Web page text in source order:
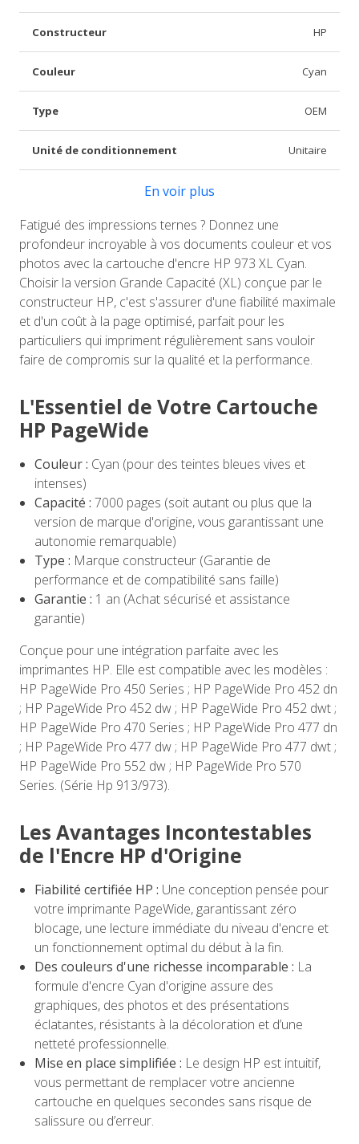
Constructeur HP
Couleur Cyan
Type OEM
Unité de conditionnement Unitaire
En voir plus
Fatigué des impressions ternes ? Donnez une
profondeur incroyable à vos documents couleur et vos
photos avec la cartouche d'encre HP 973 XL Cyan.
Choisir la version Grande Capacité (XL) conçue par le
constructeur HP, c'est s'assurer d'une fiabilité maximale
et d'un coût à la page optimisé, parfait pour les
particuliers qui impriment régulièrement sans vouloir
faire de compromis sur la qualité et la performance.
L'Essentiel de Votre Cartouche
HP PageWide
Couleur : Cyan (pour des teintes bleues vives et
intenses)
Capacité : 7000 pages (soit autant ou plus que la
version de marque d'origine, vous garantissant une
autonomie remarquable)
Type : Marque constructeur (Garantie de
performance et de compatibilité sans faille)
Garantie : 1 an (Achat sécurisé et assistance
garantie)
Conçue pour une intégration parfaite avec les
imprimantes HP. Elle est compatible avec les modèles :
HP PageWide Pro 450 Series ; HP PageWide Pro 452 dn
; HP PageWide Pro 452 dw ; HP PageWide Pro 452 dwt ;
HP PageWide Pro 470 Series ; HP PageWide Pro 477 dn
; HP PageWide Pro 477 dw ; HP PageWide Pro 477 dwt ;
HP PageWide Pro 552 dw ; HP PageWide Pro 570
Series. (Série Hp 913/973).
Les Avantages Incontestables
de l'Encre HP d'Origine
Fiabilité certifiée HP : Une conception pensée pour
votre imprimante PageWide, garantissant zéro
blocage, une lecture immédiate du niveau d'encre et
un fonctionnement optimal du début à la fin.
Des couleurs d'une richesse incomparable : La
formule d'encre Cyan d'origine assure des
graphiques, des photos et des présentations
éclatantes, résistants à la décoloration et d’une
netteté professionnelle.
Mise en place simplifiée : Le design HP est intuitif,
vous permettant de remplacer votre ancienne
cartouche en quelques secondes sans risque de
salissure ou d’erreur.